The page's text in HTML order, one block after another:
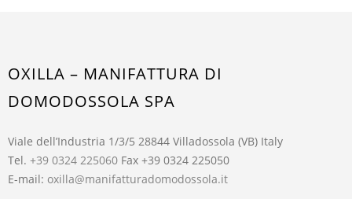
OXILLA – MANIFATTURA DI
DOMODOSSOLA SPA
Viale dell’Industria 1/3/5 28844 Villadossola (VB) Italy
Tel. +39 0324 225060 Fax +39 0324 225050
E-mail: oxilla@manifatturadomodossola.it